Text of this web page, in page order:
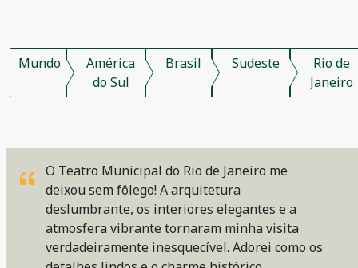
Mundo
América
do Sul
Brasil Sudeste
Rio de
Janeiro
O Teatro Municipal do Rio de Janeiro me
deixou sem fôlego! A arquitetura
deslumbrante, os interiores elegantes e a
atmosfera vibrante tornaram minha visita
verdadeiramente inesquecível. Adorei como os